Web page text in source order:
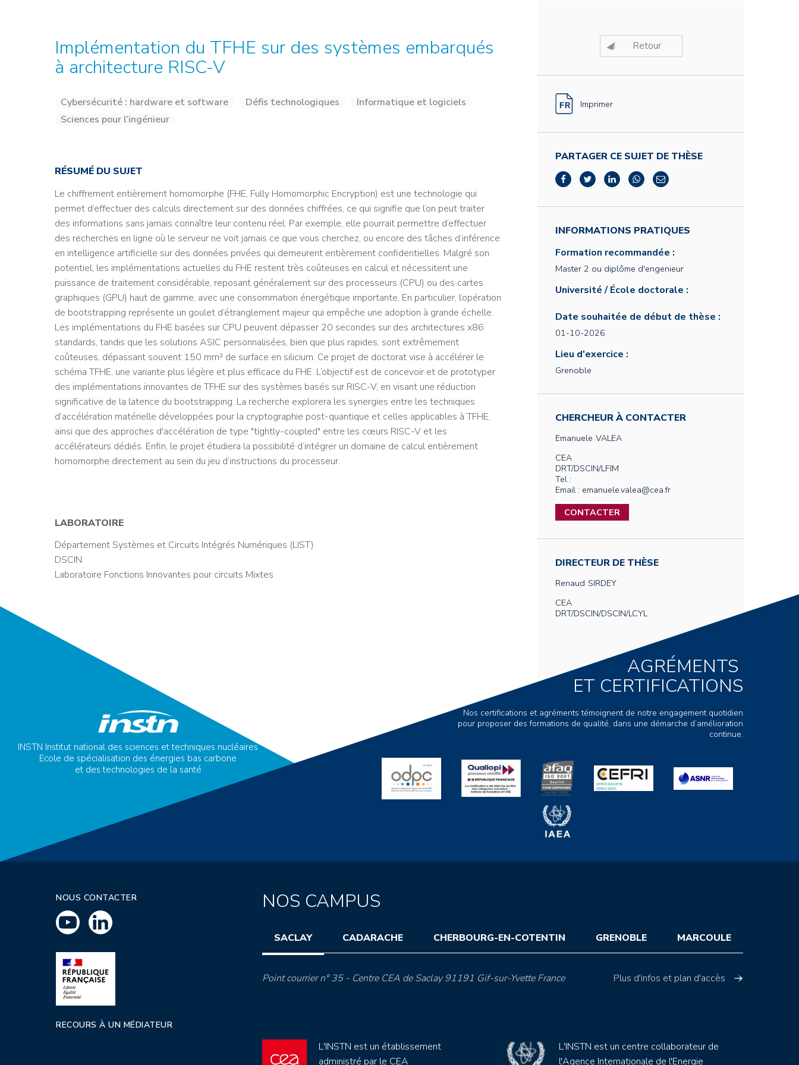
Implémentation du TFHE sur des systèmes embarqués
à architecture RISC-V
Cybersécurité : hardware et software Défis technologiques
Informatique et logiciels
Sciences pour l’ingénieur
RÉSUMÉ DU SUJET
Le chiffrement entièrement homomorphe (FHE, Fully Homomorphic Encryption) est une technologie qui
permet d’effectuer des calculs directement sur des données chiffrées, ce qui signifie que l’on peut traiter
des informations sans jamais connaître leur contenu réel. Par exemple, elle pourrait permettre d’effectuer
des recherches en ligne où le serveur ne voit jamais ce que vous cherchez, ou encore des tâches d’inférence
en intelligence artificielle sur des données privées qui demeurent entièrement confidentielles. Malgré son
potentiel, les implémentations actuelles du FHE restent très coûteuses en calcul et nécessitent une
puissance de traitement considérable, reposant généralement sur des processeurs (CPU) ou des cartes
graphiques (GPU) haut de gamme, avec une consommation énergétique importante. En particulier, l’opération
de bootstrapping représente un goulet d’étranglement majeur qui empêche une adoption à grande échelle.
Les implémentations du FHE basées sur CPU peuvent dépasser 20 secondes sur des architectures x86
standards, tandis que les solutions ASIC personnalisées, bien que plus rapides, sont extrêmement
coûteuses, dépassant souvent 150 mm² de surface en silicium. Ce projet de doctorat vise à accélérer le
schéma TFHE, une variante plus légère et plus efficace du FHE. L’objectif est de concevoir et de prototyper
des implémentations innovantes de TFHE sur des systèmes basés sur RISC-V, en visant une réduction
significative de la latence du bootstrapping. La recherche explorera les synergies entre les techniques
d’accélération matérielle développées pour la cryptographie post-quantique et celles applicables à TFHE,
ainsi que des approches d'accélération de type "tightly-coupled" entre les cœurs RISC-V et les
accélérateurs dédiés. Enfin, le projet étudiera la possibilité d’intégrer un domaine de calcul entièrement
homomorphe directement au sein du jeu d’instructions du processeur.
LABORATOIRE
Département Systèmes et Circuits Intégrés Numériques (LIST)
DSCIN
Laboratoire Fonctions Innovantes pour circuits Mixtes
Retour
Imprimer
PARTAGER CE SUJET DE THÈSE
INFORMATIONS PRATIQUES
Formation recommandée :
Master 2 ou diplôme d'engenieur
Université / École doctorale :
Date souhaitée de début de thèse :
01-10-2026
Lieu d'exercice :
Grenoble
CHERCHEUR À CONTACTER
Emanuele VALEA
CEA
DRT/DSCIN/LFIM
Tel :
Email : emanuele.valea@cea.fr
CONTACTER
DIRECTEUR DE THÈSE
Renaud SIRDEY
CEA
DRT/DSCIN/DSCIN/LCYL
INSTN Institut national des sciences et techniques nucléaires
Ecole de spécialisation des énergies bas carbone
et des technologies de la santé
AGRÉMENTS
ET CERTIFICATIONS
Nos certifications et agréments témoignent de notre engagement quotidien
pour proposer des formations de qualité, dans une démarche d’amélioration
continue.
NOUS CONTACTER
RECOURS À UN MÉDIATEUR
NOS CAMPUS
SACLAY CADARACHE CHERBOURG-EN-COTENTIN GRENOBLE MARCOULE
Point courrier n° 35 - Centre CEA de Saclay 91191 Gif-sur-Yvette France Plus d'infos et plan d'accès
L'INSTN est un établissement
administré par le CEA
L'INSTN est un centre collaborateur de
l'Agence Internationale de l'Energie